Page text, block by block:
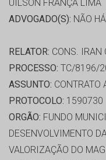
UILSON FRANÇA LIMA
ADVOGADO(S): NÃO HÁ
RELATOR: CONS. IRAN
PROCESSO: TC/8196/
ASSUNTO: CONTRATO
PROTOCOLO: 1590730
ORGÃO: FUNDO
DESENVOLVIMENTO
VALORIZAÇÃO DO